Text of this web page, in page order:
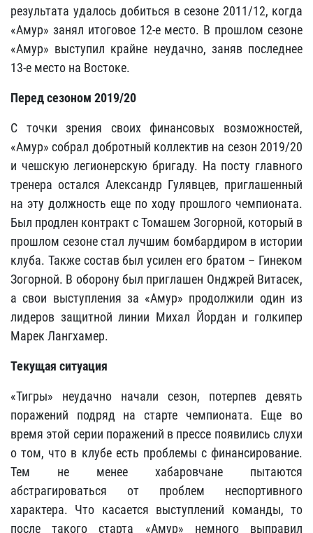
результата удалось добиться в сезоне 2011/12, когда
«Амур» занял итоговое 12-е место. В прошлом сезоне
«Амур» выступил крайне неудачно, заняв последнее
13-е место на Востоке.
Перед сезоном 2019/20
С точки зрения своих финансовых возможностей,
«Амур» собрал добротный коллектив на сезон 2019/20
и чешскую легионерскую бригаду. На посту главного
тренера остался Александр Гулявцев, приглашенный
на эту должность еще по ходу прошлого чемпионата.
Был продлен контракт с Томашем Зогорной, который в
прошлом сезоне стал лучшим бомбардиром в истории
клуба. Также состав был усилен его братом – Гинеком
Зогорной. В оборону был приглашен Онджрей Витасек,
а свои выступления за «Амур» продолжили один из
лидеров защитной линии Михал Йордан и голкипер
Марек Лангхамер.
Текущая ситуация
«Тигры» неудачно начали сезон, потерпев девять
поражений подряд на старте чемпионата. Еще во
время этой серии поражений в прессе появились слухи
о том, что в клубе есть проблемы с финансирование.
Тем не менее хабаровчане пытаются
абстрагироваться от проблем неспортивного
характера. Что касается выступлений команды, то
после такого старта «Амур» немного выправил